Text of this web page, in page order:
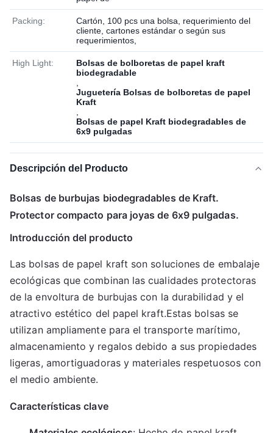
Packing:
Cartón, 100 pcs una bolsa, requerimiento del
cliente, cartones estándar o según sus
requerimientos,
High Light:
Bolsas de bolboretas de papel kraft
biodegradable
Juguetería Bolsas de bolboretas de papel
Kraft
Bolsas de papel Kraft biodegradables de
6x9 pulgadas
Descripción del Producto
Bolsas de burbujas biodegradables de Kraft.
Protector compacto para joyas de 6x9 pulgadas.
Introducción del producto
Las bolsas de papel kraft son soluciones de embalaje
ecológicas que combinan las cualidades protectoras
de la envoltura de burbujas con la durabilidad y el
atractivo estético del papel kraft.Estas bolsas se
utilizan ampliamente para el transporte marítimo,
almacenamiento y regalos debido a sus propiedades
ligeras, amortiguadoras y materiales respetuosos con
el medio ambiente.
Características clave